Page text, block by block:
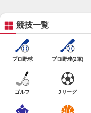
競技一覧
プロ野球 プロ野球(2軍)
ゴルフ Jリーグ